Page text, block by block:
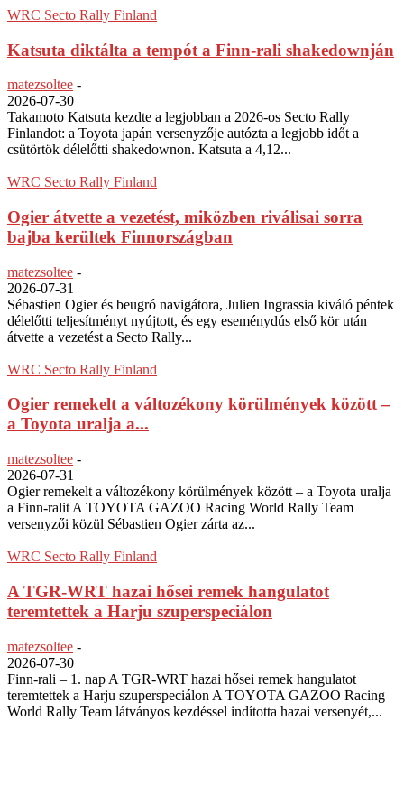
WRC Secto Rally Finland
Katsuta diktálta a tempót a Finn-rali shakedownján
matezsoltee -
2026-07-30
Takamoto Katsuta kezdte a legjobban a 2026-os Secto Rally
Finlandot: a Toyota japán versenyzője autózta a legjobb időt a
csütörtök délelőtti shakedownon. Katsuta a 4,12...
WRC Secto Rally Finland
Ogier átvette a vezetést, miközben riválisai sorra
bajba kerültek Finnországban
matezsoltee -
2026-07-31
Sébastien Ogier és beugró navigátora, Julien Ingrassia kiváló péntek
délelőtti teljesítményt nyújtott, és egy eseménydús első kör után
átvette a vezetést a Secto Rally...
WRC Secto Rally Finland
Ogier remekelt a változékony körülmények között –
a Toyota uralja a...
matezsoltee -
2026-07-31
Ogier remekelt a változékony körülmények között – a Toyota uralja
a Finn-ralit A TOYOTA GAZOO Racing World Rally Team
versenyzői közül Sébastien Ogier zárta az...
WRC Secto Rally Finland
A TGR-WRT hazai hősei remek hangulatot
teremtettek a Harju szuperspeciálon
matezsoltee -
2026-07-30
Finn-rali – 1. nap A TGR-WRT hazai hősei remek hangulatot
teremtettek a Harju szuperspeciálon A TOYOTA GAZOO Racing
World Rally Team látványos kezdéssel indította hazai versenyét,...